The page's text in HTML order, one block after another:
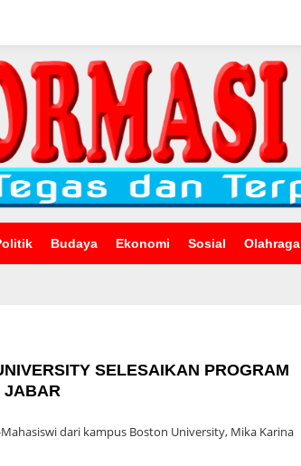
Budaya Ekonomi Sosial Olahraga
SELESAIKAN PROGRAM
JABAR
dari kampus Boston University, Mika Karina